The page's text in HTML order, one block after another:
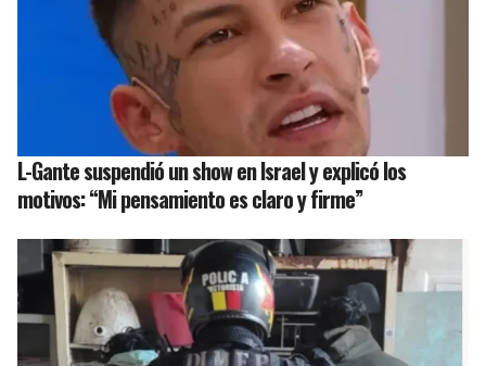
L-Gante suspendió un show en Israel y explicó los
motivos: “Mi pensamiento es claro y firme”